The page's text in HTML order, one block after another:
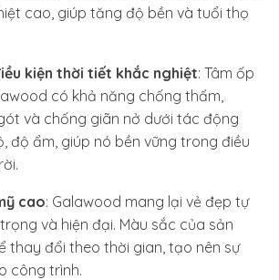
cao, giúp tăng độ bền và tuổi thọ
kiện thời tiết khắc nghiệt: Tâm ốp
có khả năng chống thấm,
và chống giãn nở dưới tác động
độ ẩm, giúp nó bền vững trong điều
cao: Galawood mang lại vẻ đẹp tự
và hiện đại. Màu sắc của sản
thay đổi theo thời gian, tạo nên sự
công trình.